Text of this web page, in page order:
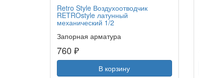
Retro Style Воздухоотводчик
RETROstyle латунный
механический 1/2
Запорная арматура
760 ₽
В корзину